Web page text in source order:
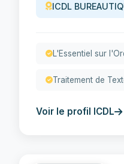
ICDL
L'Essentiel sur
Traitement de
Voir le profil ICDL